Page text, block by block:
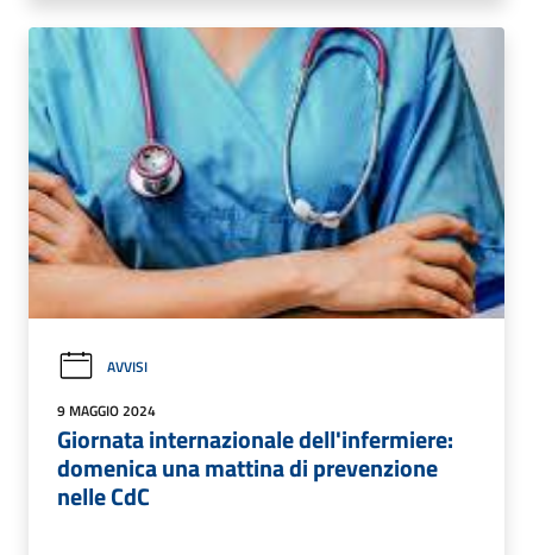
AVVISI
9 MAGGIO 2024
Giornata internazionale dell'infermiere:
domenica una mattina di prevenzione
nelle CdC